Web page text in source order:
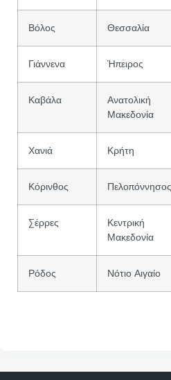
Βόλος Θεσσαλία
Γιάννενα Ήπειρος
Καβάλα
Ανατολική
Μακεδονία
Χανιά Κρήτη
Κόρινθος Πελοπόννησος
Σέρρες
Κεντρική
Μακεδονία
Ρόδος Νότιο Αιγαίο